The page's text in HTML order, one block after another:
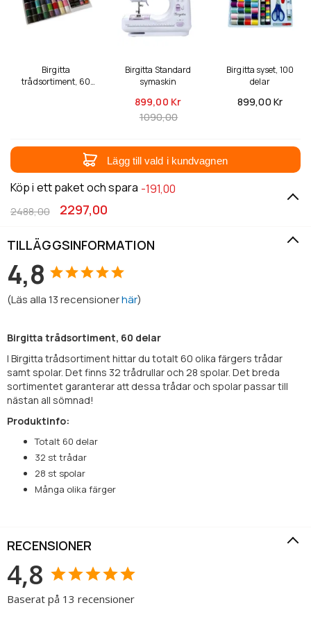
Birgitta
trådsortiment, 60
Birgitta Standard
symaskin
899,00 Kr
1090,00
Birgitta syset, 100
delar
899,00 Kr
Lägg till vald i kundvagnen
Köp i ett paket och spara -191,00
2297,00
2488,00
TILLÄGGSINFORMATION
4,8
(Läs alla13recensionerhär)
Birgitta trådsortiment, 60 delar
I Birgitta trådsortiment hittar du totalt 60 olika färgers trådar
samt spolar. Det finns 32 trådrullar och 28 spolar. Det breda
sortimentet garanterar att dessa trådar och spolar passar till
nästan all sömnad!
Produktinfo:
Totalt 60 delar
32 st trådar
28 st spolar
Många olika färger
RECENSIONER
4,8
Baserat på 13 recensioner